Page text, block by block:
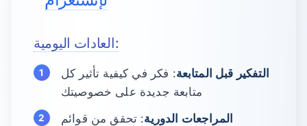
العادات اليومية:
التفكير قبل المتابعة: فكر في كيفية تأثير كل
متابعة جديدة على خصوصيتك
المراجعات الدورية: تحقق من قوائم